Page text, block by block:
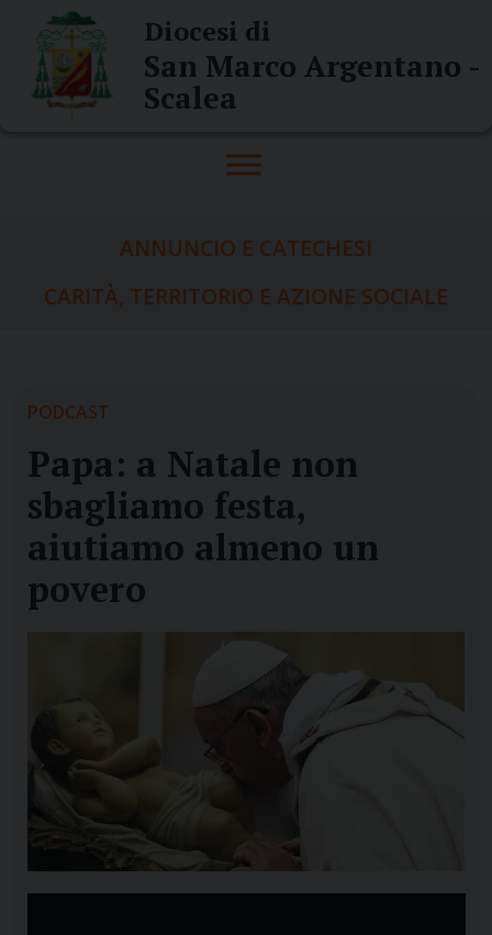
content
Diocesi di
San Marco Argentano -
Scalea
ANNUNCIO E CATECHESI
CARITÀ, TERRITORIO E AZIONE SOCIALE
PODCAST
Papa: a Natale non
sbagliamo festa,
aiutiamo almeno un
povero